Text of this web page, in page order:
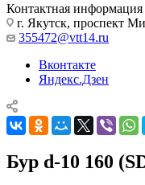
Контактная информация
г. Якутск, проспект
355472@vtt14.ru
Вконтакте
Яндекс.Дзен
Бур d-10 160